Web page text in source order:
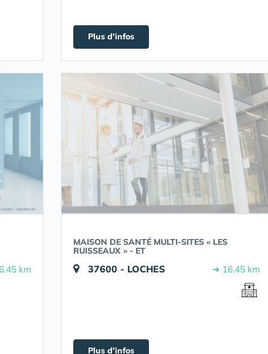
Plus d'infos
km
MAISON DE SANTÉ MULTI-SITES « LES
RUISSEAUX » - ET
37600 - LOCHES ➔ 16.45 km
Plus d'infos